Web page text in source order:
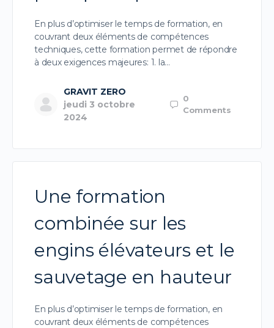
En plus d’optimiser le temps de formation, en
couvrant deux éléments de compétences
techniques, cette formation permet de répondre
à deux exigences majeures: 1. la…
GRAVIT ZERO
jeudi 3 octobre
2024
0
Comments
Une formation
combinée sur les
engins élévateurs et le
sauvetage en hauteur
En plus d’optimiser le temps de formation, en
couvrant deux éléments de compétences